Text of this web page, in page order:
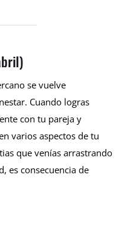
se vuelve
Cuando logras
con tu pareja y
varios aspectos de tu
que venías arrastrando
es consecuencia de